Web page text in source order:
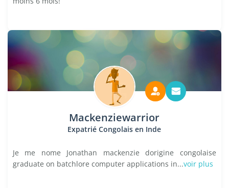
Mackenziewarrior
Expatrié Congolais en Inde
Je me nome Jonathan mackenzie dorigine congolaise
graduate on batchlore computer applications in...voir plus